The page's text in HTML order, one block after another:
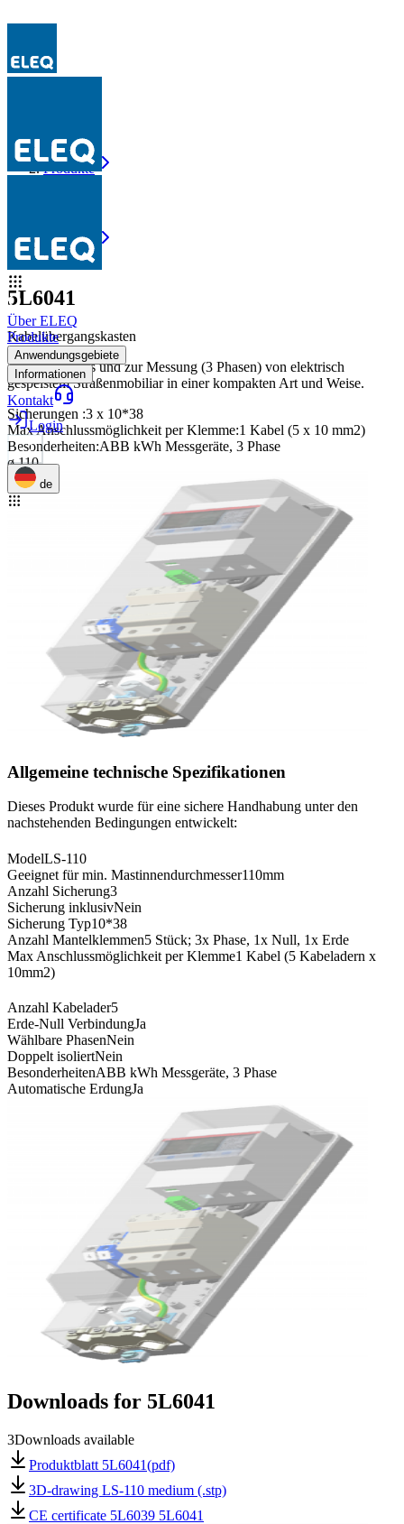
Über ELEQ
Produkte
Anwendungsgebiete
Informationen
Kontakt
Login
de
Produkte
Produkte
5L6041
5L6041
Kabelübergangskasten
Zum Anschluss und zur Messung (3 Phasen) von elektrisch
gespeistem Straßenmobiliar in einer kompakten Art und Weise.
Sicherungen :3 x 10*38
Max Anschlussmöglichkeit per Klemme:1 Kabel (5 x 10 mm2)
Besonderheiten:ABB kWh Messgeräte, 3 Phase
ø 110
Allgemeine technische Spezifikationen
Dieses Produkt wurde für eine sichere Handhabung unter den
nachstehenden Bedingungen entwickelt:
ModelLS-110
Geeignet für min. Mastinnendurchmesser110mm
Anzahl Sicherung3
Sicherung inklusivNein
Sicherung Typ10*38
Anzahl Mantelklemmen5 Stück; 3x Phase, 1x Null, 1x Erde
Max Anschlussmöglichkeit per Klemme1 Kabel (5 Kabeladern x
10mm2)
Anzahl Kabelader5
Erde-Null VerbindungJa
Wählbare PhasenNein
Doppelt isoliertNein
BesonderheitenABB kWh Messgeräte, 3 Phase
Automatische ErdungJa
Downloads for 5L6041
3Downloads available
Produktblatt 5L6041(pdf)
3D-drawing LS-110 medium (.stp)
CE certificate 5L6039 5L6041